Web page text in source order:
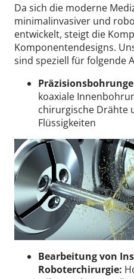
Da sich die moderne
minimalinvasiver und
entwickelt, steigt die
Komponentendesigns.
sind speziell für folgende
koaxiale
chirurgische Drähte
Flüssigkeiten
Bearbeitung von
Roboterchirurgie: